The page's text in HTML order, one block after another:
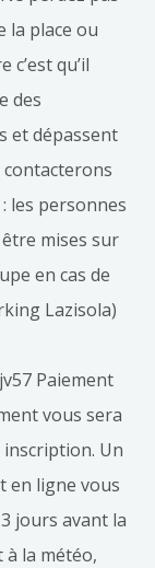
la place ou
qu’il
des
et dépassent
contacterons
les personnes
mises sur
en cas de
Lazisola)
Paiement
vous sera
Un
en ligne vous
jours avant la
la météo,